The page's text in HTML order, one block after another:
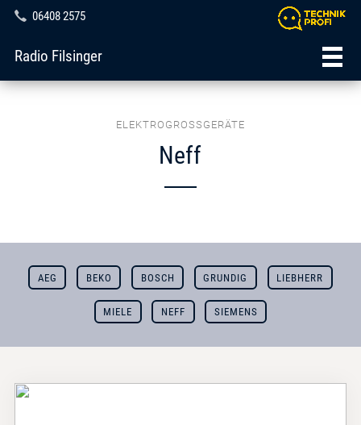
06408 2575
Radio Filsinger
ELEKTROGROSSGERÄTE
Neff
AEG BEKO BOSCH GRUNDIG LIEBHERR
MIELE NEFF SIEMENS